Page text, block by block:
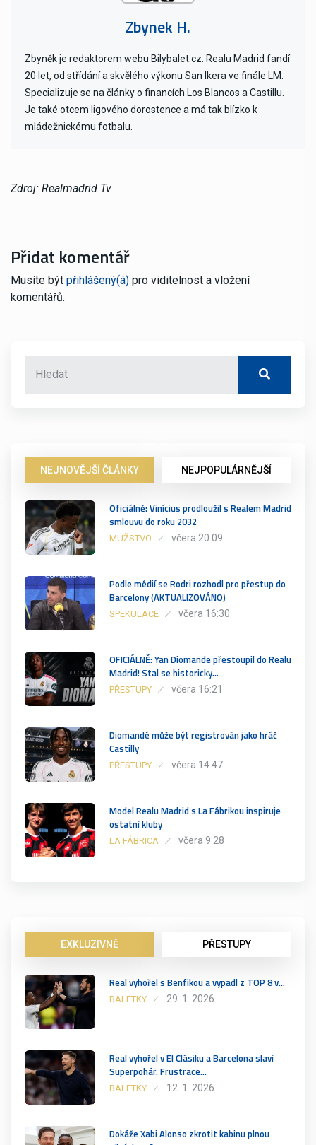
Zbynek H.
Zbyněk je redaktorem webu Bilybalet.cz. Realu Madrid fandí
20 let, od střídání a skvělého výkonu San Ikera ve finále LM.
Specializuje se na články o financích Los Blancos a Castillu.
Je také otcem ligového dorostence a má tak blízko k
mládežnickému fotbalu.
Zdroj: Realmadrid Tv
Přidat komentář
Musíte být přihlášený(á) pro viditelnost a vložení
komentářů.
NEJNOVĚJŠÍ ČLÁNKY NEJPOPULÁRNĚJŠÍ
Oficiálně: Vinícius prodloužil s Realem Madrid
smlouvu do roku 2032
MUŽSTVO včera 20:09
Podle médií se Rodri rozhodl pro přestup do
Barcelony (AKTUALIZOVÁNO)
SPEKULACE včera 16:30
OFICIÁLNĚ: Yan Diomande přestoupil do Realu
Madrid! Stal se historicky…
PŘESTUPY včera 16:21
Diomandé může být registrován jako hráč
Castilly
PŘESTUPY včera 14:47
Model Realu Madrid s La Fábrikou inspiruje
ostatní kluby
LA FÁBRICA včera 9:28
EXKLUZIVNĚ PŘESTUPY
Real vyhořel s Benfikou a vypadl z TOP 8 v…
BALETKY 29. 1. 2026
Real vyhořel v El Clásiku a Barcelona slaví
Superpohár. Frustrace…
BALETKY 12. 1. 2026
Dokáže Xabi Alonso zkrotit kabinu plnou